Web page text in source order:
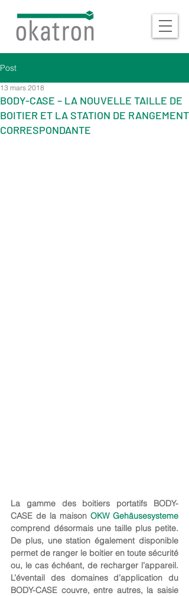
Post
BODY-CASE – LA NOUVELLE TAILLE DE
BOITIER ET LA STATION DE RANGEMENT
CORRESPONDANTE
13 mars 2018
La gamme des boitiers portatifs BODY-
CASE de la maison OKW Gehäusesysteme
comprend désormais une taille plus petite.
De plus, une station également disponible
permet de ranger le boitier en toute sécurité
ou, le cas échéant, de recharger l’appareil.
L’éventail des domaines d’application du
BODY-CASE couvre, entre autres, la saisie